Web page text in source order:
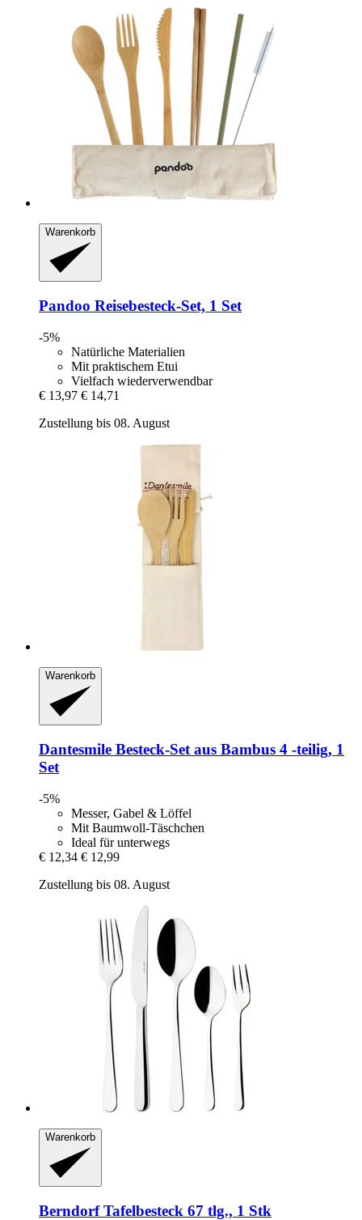
Warenkorb
Pandoo Reisebesteck-​Set, 1 Set
-5%
Natürliche Materialien
Mit praktischem Etui
Vielfach wiederverwendbar
€ 13,97 € 14,71
Zustellung bis 08. August
Warenkorb
Dantesmile Besteck-​Set aus Bambus 4 -​teilig, 1
Set
-5%
Messer, Gabel & Löffel
Mit Baumwoll-Täschchen
Ideal für unterwegs
€ 12,34 € 12,99
Zustellung bis 08. August
Warenkorb
BerndorfTafelbesteck 67 tlg., 1 Stk